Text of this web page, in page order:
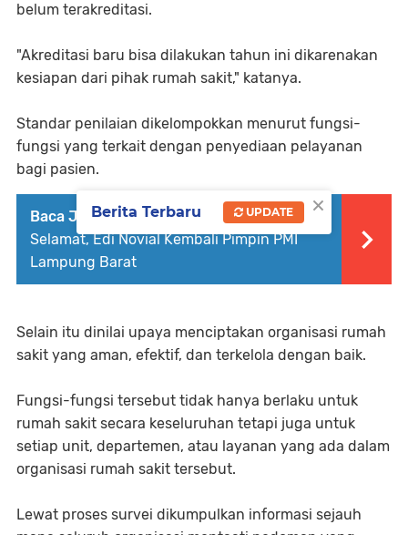
belum terakreditasi.
"Akreditasi baru bisa dilakukan tahun ini dikarenakan
kesiapan dari pihak rumah sakit," katanya.
Standar penilaian dikelompokkan menurut fungsi-
fungsi yang terkait dengan penyediaan pelayanan
bagi pasien.
Baca Juga : Parosil Mabsus Ucapkan
Selamat, Edi Novial Kembali Pimpin PMI
Lampung Barat
Selain itu dinilai upaya menciptakan organisasi rumah
sakit yang aman, efektif, dan terkelola dengan baik.
Fungsi-fungsi tersebut tidak hanya berlaku untuk
rumah sakit secara keseluruhan tetapi juga untuk
setiap unit, departemen, atau layanan yang ada dalam
organisasi rumah sakit tersebut.
Lewat proses survei dikumpulkan informasi sejauh
×
Berita Terbaru UPDATE